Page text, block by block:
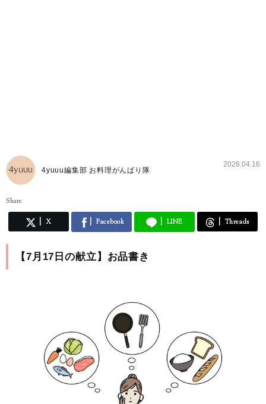
4yuuu編集部 お料理がんばり隊
2026.04.16
Share
X Facebook LINE Threads
【7月17日の献立】お品書き